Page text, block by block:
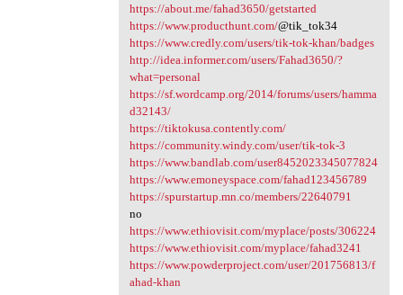
https://about.me/fahad3650/getstarted
https://www.producthunt.com/@tik_tok34
https://www.credly.com/users/tik-tok-khan/badges
http://idea.informer.com/users/Fahad3650/?
what=personal
https://sf.wordcamp.org/2014/forums/users/hamma
d32143/
https://tiktokusa.contently.com/
https://community.windy.com/user/tik-tok-3
https://www.bandlab.com/user8452023345077824
https://www.emoneyspace.com/fahad123456789
https://spurstartup.mn.co/members/22640791
no
https://www.ethiovisit.com/myplace/posts/306224
https://www.ethiovisit.com/myplace/fahad3241
https://www.powderproject.com/user/201756813/f
ahad-khan